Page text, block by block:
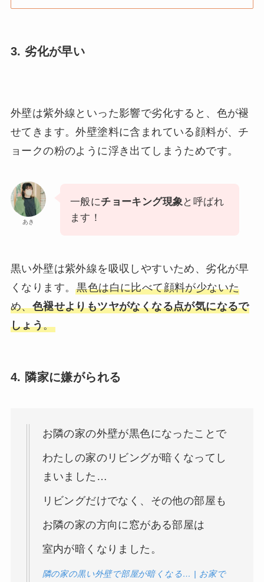
3. 劣化が早い
外壁は紫外線といった影響で劣化すると、色が褪
せてきます。外壁塗料に含まれている顔料が、チ
ョークの粉のように浮き出てしまうためです。
あき
一般にチョーキング現象と呼ばれ
ます！
黒い外壁は紫外線を吸収しやすいため、劣化が早
くなります。黒色は白に比べて顔料が少ないた
め、色褪せよりもツヤがなくなる点が気になるで
しょう。
4. 隣家に嫌がられる
お隣の家の外壁が黒色になったことで
わたしの家のリビングが暗くなってし
まいました…
リビングだけでなく、その他の部屋も
お隣の家の方向に窓がある部屋は
室内が暗くなりました。
隣の家の黒い外壁で部屋が暗くなる… | お家で